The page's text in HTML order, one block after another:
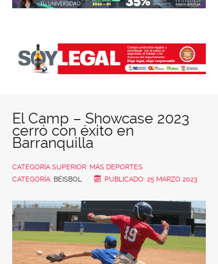
El Camp – Showcase 2023
cerró con éxito en
Barranquilla
CATEGORÍA SUPERIOR: MÁS DEPORTES
CATEGORÍA: BÉISBOL PUBLICADO: 25 MARZO 2023